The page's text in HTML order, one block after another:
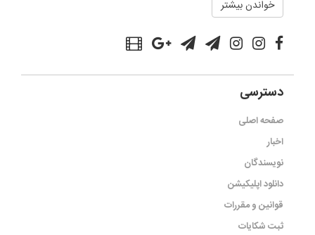
خواندن بیشتر
دسترسی
صفحه اصلی
اخبار
نویسندگان
دانلود اپلیکیشن
قوانین و مقررات
ثبت شکایات